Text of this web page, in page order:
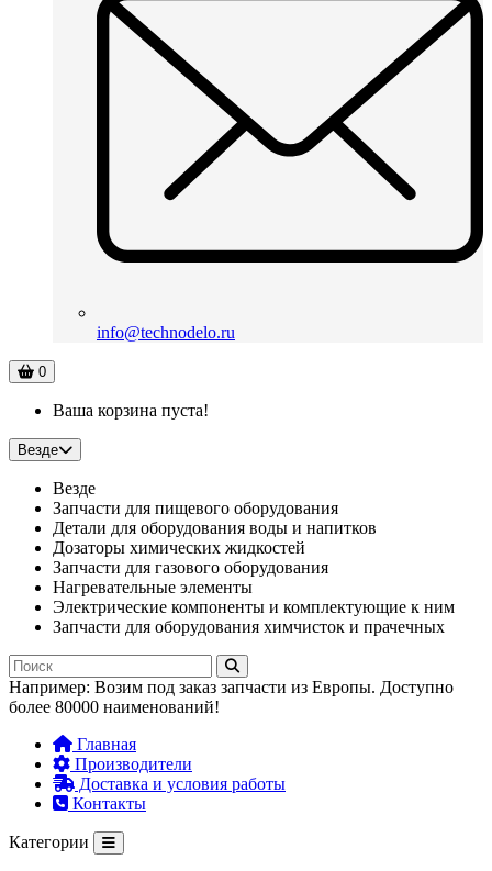
info@technodelo.ru
0
Ваша корзина пуста!
Везде
Везде
Запчасти для пищевого оборудования
Детали для оборудования воды и напитков
Дозаторы химических жидкостей
Запчасти для газового оборудования
Нагревательные элементы
Электрические компоненты и комплектующие к ним
Запчасти для оборудования химчисток и прачечных
Например: Возим под заказ запчасти из Европы. Доступно
более 80000 наименований!
Главная
Производители
Доставка и условия работы
Контакты
Категории